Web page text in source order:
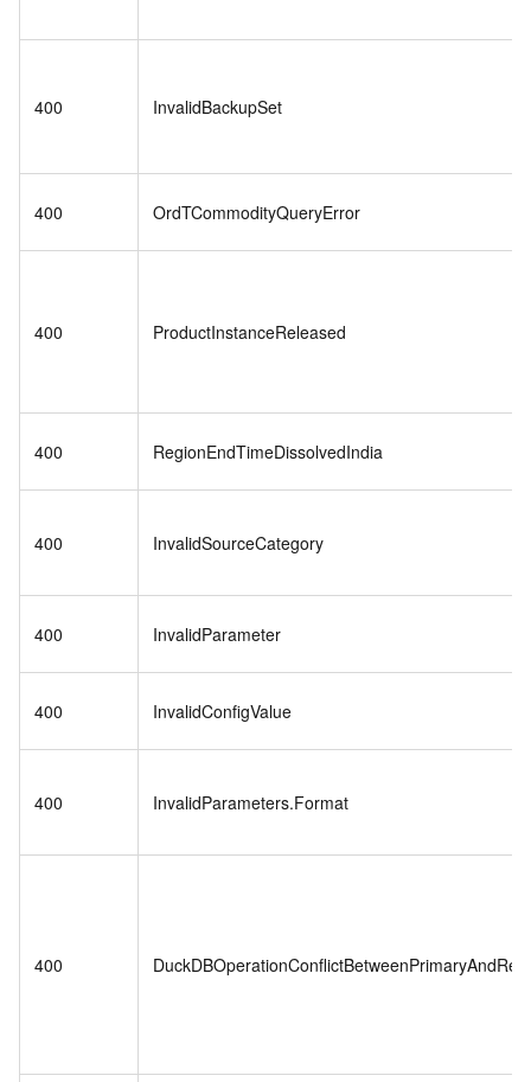
400 InvalidBackupSet
400 OrdTCommodityQueryError
400 ProductInstanceReleased
400 RegionEndTimeDissolvedIndia
400 InvalidSourceCategory
400 InvalidParameter
400 InvalidConfigValue
400 InvalidParameters.Format
400